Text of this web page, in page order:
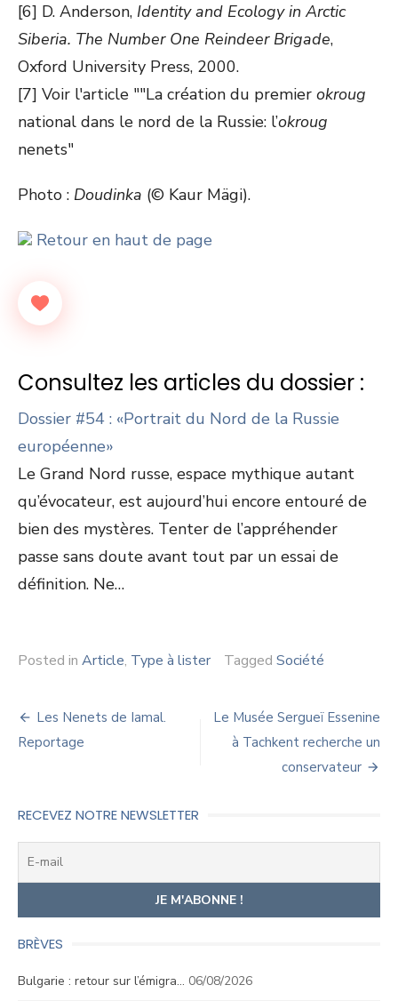
[6] D. Anderson, Identity and Ecology in Arctic
Siberia. The Number One Reindeer Brigade,
Oxford University Press, 2000.
[7] Voir l'article ""La création du premier okroug
national dans le nord de la Russie: l’okroug
nenets"
Photo : Doudinka (© Kaur Mägi).
Retour en haut de page
Consultez les articles du dossier :
Dossier #54 : «Portrait du Nord de la Russie
européenne»
Le Grand Nord russe, espace mythique autant
qu’évocateur, est aujourd’hui encore entouré de
bien des mystères. Tenter de l’appréhender
passe sans doute avant tout par un essai de
définition. Ne…
Posted in Article, Type à lister Tagged Société
Navigation
de
Les Nenets de Iamal.
Reportage
Le Musée Sergueï Essenine
à Tachkent recherche un
conservateur
RECEVEZ NOTRE NEWSLETTER
BRÈVES
Bulgarie : retour sur l’émigra… 06/08/2026